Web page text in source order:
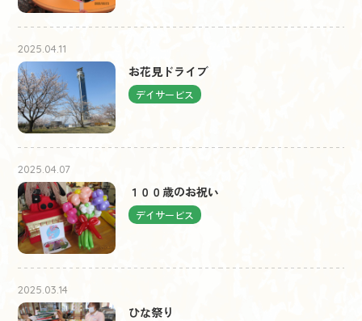
お花見ドライブ
デイサービス
2025.04.11
１００歳のお祝い
デイサービス
2025.04.07
ひな祭り
2025.03.14